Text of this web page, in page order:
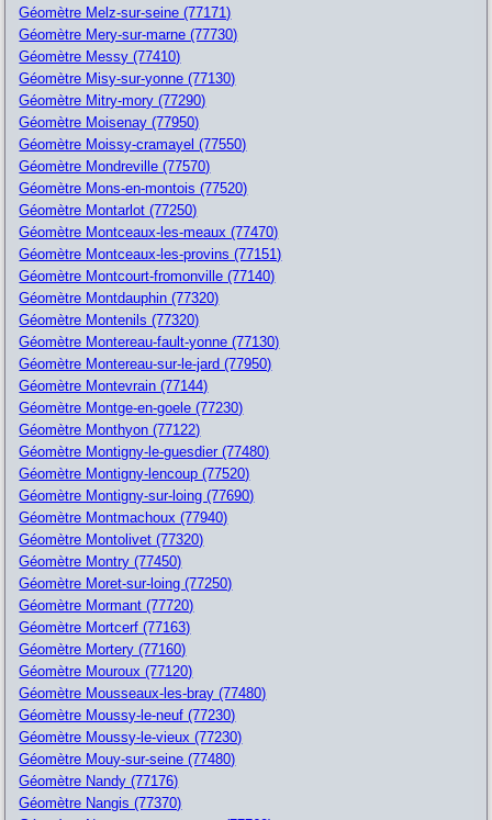
Géomètre Melz-sur-seine (77171)
Géomètre Mery-sur-marne (77730)
Géomètre Messy (77410)
Géomètre Misy-sur-yonne (77130)
Géomètre Mitry-mory (77290)
Géomètre Moisenay (77950)
Géomètre Moissy-cramayel (77550)
Géomètre Mondreville (77570)
Géomètre Mons-en-montois (77520)
Géomètre Montarlot (77250)
Géomètre Montceaux-les-meaux (77470)
Géomètre Montceaux-les-provins (77151)
Géomètre Montcourt-fromonville (77140)
Géomètre Montdauphin (77320)
Géomètre Montenils (77320)
Géomètre Montereau-fault-yonne (77130)
Géomètre Montereau-sur-le-jard (77950)
Géomètre Montevrain (77144)
Géomètre Montge-en-goele (77230)
Géomètre Monthyon (77122)
Géomètre Montigny-le-guesdier (77480)
Géomètre Montigny-lencoup (77520)
Géomètre Montigny-sur-loing (77690)
Géomètre Montmachoux (77940)
Géomètre Montolivet (77320)
Géomètre Montry (77450)
Géomètre Moret-sur-loing (77250)
Géomètre Mormant (77720)
Géomètre Mortcerf (77163)
Géomètre Mortery (77160)
Géomètre Mouroux (77120)
Géomètre Mousseaux-les-bray (77480)
Géomètre Moussy-le-neuf (77230)
Géomètre Moussy-le-vieux (77230)
Géomètre Mouy-sur-seine (77480)
Géomètre Nandy (77176)
Géomètre Nangis (77370)